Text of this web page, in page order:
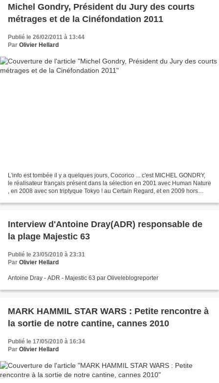
Michel Gondry, Président du Jury des courts
métrages et de la Cinéfondation 2011
Publié le 26/02/2011 à 13:44
Par Olivier Hellard
L'info est tombée il y a quelques jours, Cocorico ... c'est MICHEL GONDRY,
le réalisateur français présent dans la sélection en 2001 avec Human Nature
, en 2008 avec son triptyque Tokyo ! au Certain Regard, et en 2009 hors
Interview d'Antoine Dray(ADR) responsable de
la plage Majestic 63
Publié le 23/05/2010 à 23:31
Par Olivier Hellard
Antoine Dray - ADR - Majestic 63 par Oliveleblogreporter
MARK HAMMIL STAR WARS : Petite rencontre à
la sortie de notre cantine, cannes 2010
Publié le 17/05/2010 à 16:34
Par Olivier Hellard